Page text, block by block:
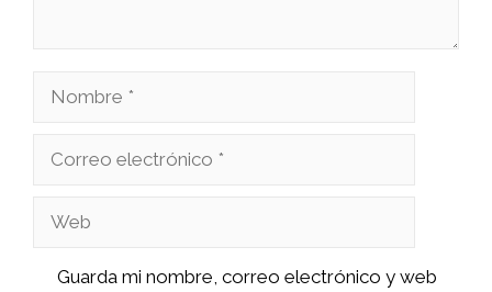
Nombre
Correo
Web
Guarda mi nombre, correo electrónico y web